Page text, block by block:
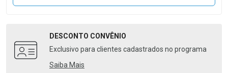
DESCONTO CONVÊNIO
Exclusivo para clientes cadastrados no programa
Saiba Mais